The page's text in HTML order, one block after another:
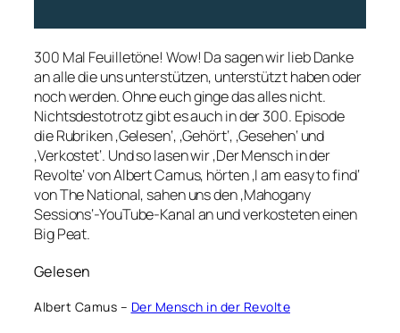
300 Mal Feuilletöne! Wow! Da sagen wir lieb Danke
an alle die uns unterstützen, unterstützt haben oder
noch werden. Ohne euch ginge das alles nicht.
Nichtsdestotrotz gibt es auch in der 300. Episode
die Rubriken ‚Gelesen‘, ‚Gehört‘, ‚Gesehen‘ und
‚Verkostet‘. Und so lasen wir ‚Der Mensch in der
Revolte‘ von Albert Camus, hörten ‚I am easy to find‘
von The National, sahen uns den ‚Mahogany
Sessions‘-YouTube-Kanal an und verkosteten einen
Big Peat.
Gelesen
Albert Camus – Der Mensch in der Revolte